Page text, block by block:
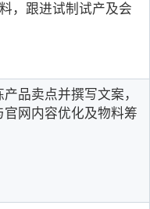
，跟进试制试产及会
品卖点并撰写文案，
网内容优化及物料筹